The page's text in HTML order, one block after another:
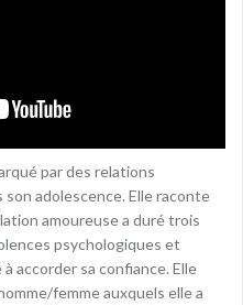
par des relations
son adolescence. Elle raconte
amoureuse a duré trois
psychologiques et
accorder sa confiance. Elle
femme auxquels elle a